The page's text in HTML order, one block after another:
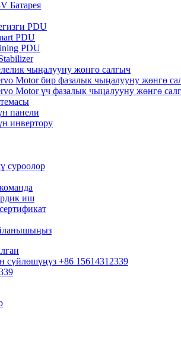
Батарея
PDU
PDU
PDU
чыңалууну жөнгө салгыч
Motor бир фазалык чыңалууну жөнгө
Motor үч фазалык чыңалууну жөнгө
панели
инвертору
суроолор
иш
сүйлөшүңүз +86 15614312339